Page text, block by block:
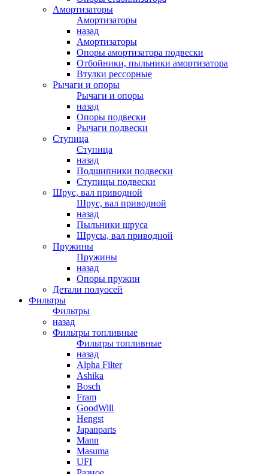
Амортизаторы
Амортизаторы
назад
Амортизаторы
Опоры амортизатора подвески
Отбойники, пыльники амортизатора
Втулки рессорные
Рычаги и опоры
Рычаги и опоры
назад
Опоры подвески
Рычаги подвески
Ступица
Ступица
назад
Подшипники подвески
Ступицы подвески
Шрус, вал приводной
Шрус, вал приводной
назад
Пыльники шруса
Шрусы, вал приводной
Пружины
Пружины
назад
Опоры пружин
Детали полуосей
Фильтры
Фильтры
назад
Фильтры топливные
Фильтры топливные
назад
Alpha Filter
Ashika
Bosch
Fram
GoodWill
Hengst
Japanparts
Mann
Masuma
UFI